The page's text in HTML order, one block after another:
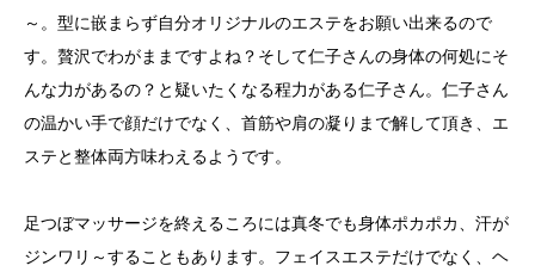
～。型に嵌まらず自分オリジナルのエステをお願い出来るので
す。贅沢でわがままですよね？そして仁子さんの身体の何処にそ
んな力があるの？と疑いたくなる程力がある仁子さん。仁子さん
の温かい手で顔だけでなく、首筋や肩の凝りまで解して頂き、エ
ステと整体両方味わえるようです。
足つぼマッサージを終えるころには真冬でも身体ポカポカ、汗が
ジンワリ～することもあります。フェイスエステだけでなく、ヘ